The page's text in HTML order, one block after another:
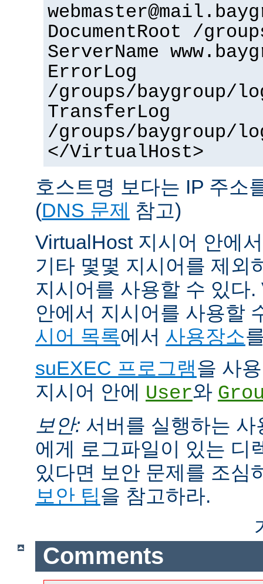
DocumentRoot /
ServerName
ErrorLog
/groups/baygroup/
TransferLog
/groups/baygroup/
</VirtualHost>
호스트명 보다는 IP 주소
(DNS 문제 참고)
VirtualHost 지시어 안에
기타 몇몇 지시어를 제외
지시어를 사용할 수 있다
안에서 지시어를 사용할
시어 목록에서 사용장소
suEXEC 프로그램을 사
지시어 안에 User와
보안: 서버를 실행하는
에게 로그파일이 있는 디
있다면 보안 문제를 조심
보안 팁을 참고하라.
Comments